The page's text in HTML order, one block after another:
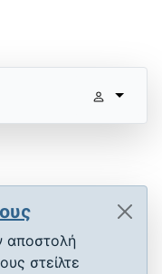
αποστολή
στείλτε